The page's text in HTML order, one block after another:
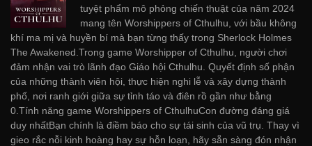
tuyệt phẩm mô phỏng chiến thuật của năm 2024
mang tên Worshippers of Cthulhu, với bầu không
khí ma mị và huyền bí mà bạn từng thấy trong Sherlock Holmes
The Awakened.Trong game Worshipper of Cthulhu, người chơi
đảm nhận vai trò lãnh đạo Giáo hội Cthulhu. Quyết định số phận
của những thành viên hội, thực hiện nghi lễ và xây dựng thành
phố, nơi ranh giới giữa sự tỉnh táo và điên rồ gần như bằng
0.Tính năng game Worshippers of CthulhuCon đường đáng giá
duy nhấtBạn chính là điềm báo cho sự tái sinh của vũ trụ. Thay vì
gieo rắc nỗi kinh hoàng hay sự hỗn loạn, hãy sẵn sàng đón nhận